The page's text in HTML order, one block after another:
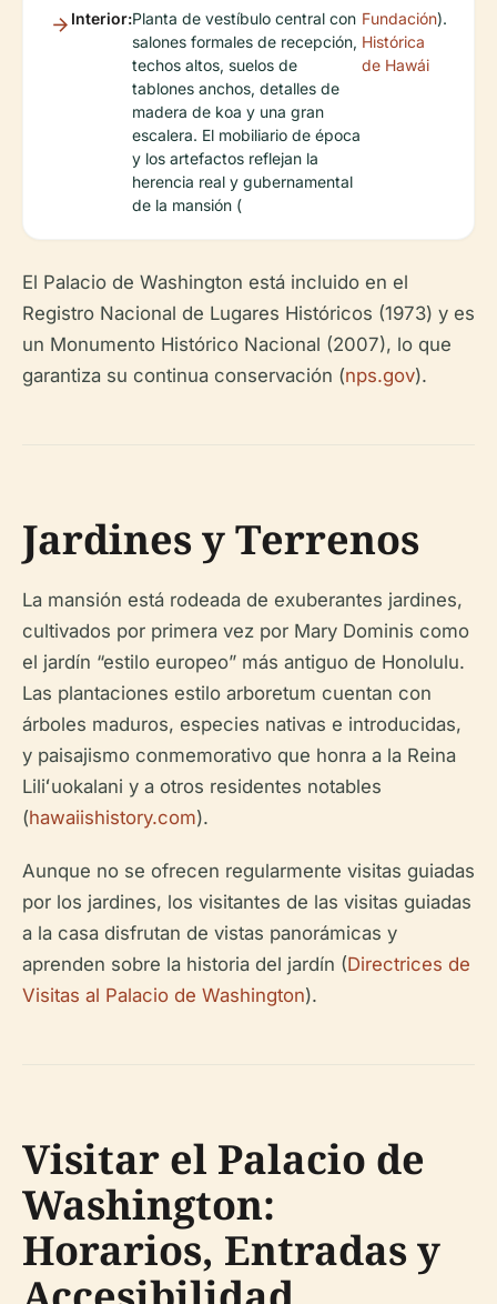
Interior:Planta de vestíbulo central con
salones formales de recepción,
techos altos, suelos de
tablones anchos, detalles de
madera de koa y una gran
escalera. El mobiliario de época
y los artefactos reflejan la
herencia real y gubernamental
de la mansión (
Fundación
Histórica
de Hawái
).
El Palacio de Washington está incluido en el
Registro Nacional de Lugares Históricos (1973) y es
un Monumento Histórico Nacional (2007), lo que
garantiza su continua conservación (nps.gov).
Jardines y Terrenos
La mansión está rodeada de exuberantes jardines,
cultivados por primera vez por Mary Dominis como
el jardín “estilo europeo” más antiguo de Honolulu.
Las plantaciones estilo arboretum cuentan con
árboles maduros, especies nativas e introducidas,
y paisajismo conmemorativo que honra a la Reina
Liliʻuokalani y a otros residentes notables
(hawaiishistory.com).
Aunque no se ofrecen regularmente visitas guiadas
por los jardines, los visitantes de las visitas guiadas
a la casa disfrutan de vistas panorámicas y
aprenden sobre la historia del jardín (Directrices de
Visitas al Palacio de Washington).
Visitar el Palacio de
Washington:
Horarios, Entradas y